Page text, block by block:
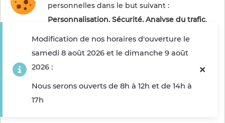
© 2026 Commentry, Montmarault, Néris-les-bains
Mentions légales
Modification de nos horaires d'ouverture le
samedi 8 août 2026 et le dimanche 9 août
2026 :
Nous serons ouverts de 8h à 12h et de 14h à
17h
personnelles dans le but suivant :
Personnalisation, Sécurité, Analyse du trafic.
Accepter
Refuser